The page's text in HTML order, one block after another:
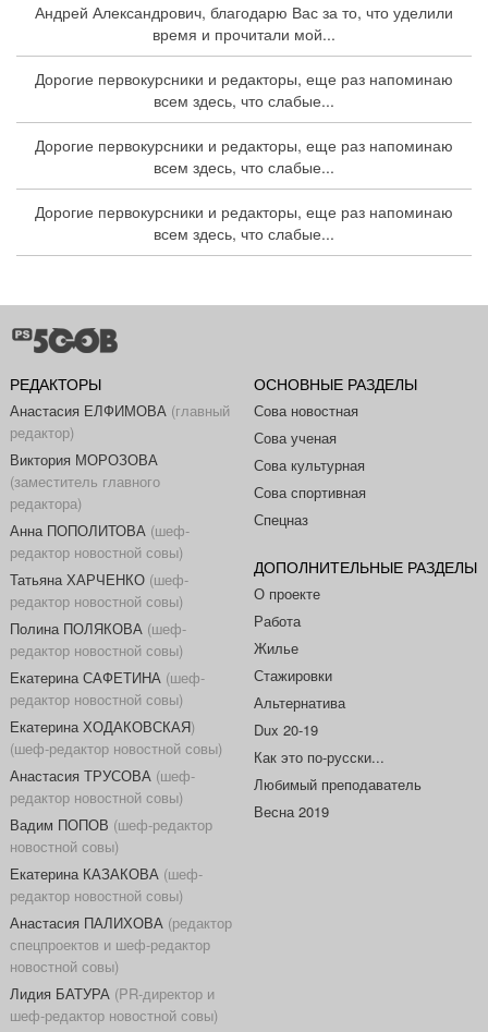
Андрей Александрович, благодарю Вас за то, что уделили
время и прочитали мой...
Дорогие первокурсники и редакторы, еще раз напоминаю
всем здесь, что слабые...
Дорогие первокурсники и редакторы, еще раз напоминаю
всем здесь, что слабые...
Дорогие первокурсники и редакторы, еще раз напоминаю
всем здесь, что слабые...
РЕДАКТОРЫ
Анастасия ЕЛФИМОВА(главный
редактор)
Виктория МОРОЗОВА
(заместитель главного
редактора)
Анна ПОПОЛИТОВА(шеф-
редактор новостной совы)
Татьяна ХАРЧЕНКО(шеф-
редактор новостной совы)
Полина ПОЛЯКОВА(шеф-
редактор новостной совы)
Екатерина САФЕТИНА(шеф-
редактор новостной совы)
Екатерина ХОДАКОВСКАЯ)
(шеф-редактор новостной совы)
Анастасия ТРУСОВА(шеф-
редактор новостной совы)
Вадим ПОПОВ (шеф-редактор
новостной совы)
Екатерина КАЗАКОВА(шеф-
редактор новостной совы)
Анастасия ПАЛИХОВА(редактор
спецпроектов и шеф-редактор
новостной совы)
Лидия БАТУРА(PR-директор и
шеф-редактор новостной совы)
ОСНОВНЫЕ РАЗДЕЛЫ
Сова новостная
Сова ученая
Сова культурная
Сова спортивная
Спецназ
ДОПОЛНИТЕЛЬНЫЕ РАЗДЕЛЫ
О проекте
Работа
Жилье
Стажировки
Альтернатива
Dux 20-19
Как это по-русски...
Любимый преподаватель
Весна 2019